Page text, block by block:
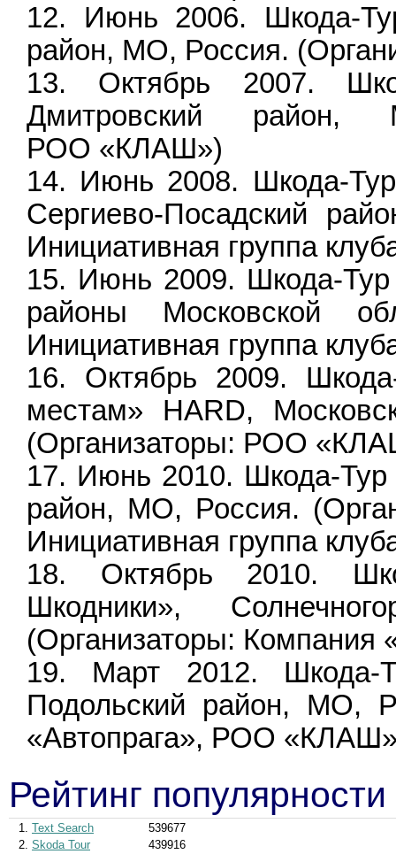
Июнь 2006. Шкода-
район, МО, Россия.
Октябрь 2007.
Дмитровский район,
РОО «КЛАШ»)
Июнь 2008. Шкода-
Сергиево-Посадский
Инициативная группа
Июнь 2009. Шкода-Тур
районы Московской
Инициативная группа
Октябрь 2009.
местам» HARD,
(Организаторы: РОО
Июнь 2010. Шкода-Тур
район, MO, Россия.
Инициативная группа
Октябрь 2010.
Шкодники»,
(Организаторы: Компания
Март 2012. Шкода-
Подольский район, МО,
«Автопрага», РОО
Рейтинг
1. Text Search
539677
2. Skoda Tour
439916